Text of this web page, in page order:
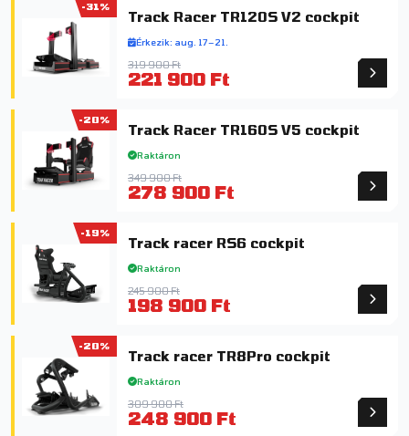
-31%
Track Racer TR120S V2 cockpit
Érkezik: aug. 17–21.
319 900 Ft
221 900 Ft
-20%
Track Racer TR160S V5 cockpit
Raktáron
349 900 Ft
278 900 Ft
-19%
Track racer RS6 cockpit
Raktáron
245 900 Ft
198 900 Ft
-20%
Track racer TR8Pro cockpit
Raktáron
309 900 Ft
248 900 Ft